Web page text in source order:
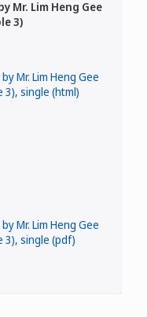
Mr. Lim Heng Gee
3)